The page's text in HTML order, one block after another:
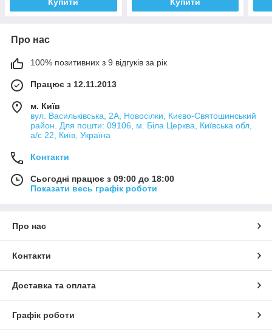
Купити Купити
Про нас
100% позитивних з 9 відгуків за рік
Працює з 12.11.2013
м. Київ
вул. Васильківська, 2А, Новосілки, Києво-Святошинський
район. Для пошти: 09106, м. Біла Церква, Київська обл,
а/с 22, Київ, Україна
Контакти
Сьогодні працює з 09:00 до 18:00
Показати весь графік роботи
Про нас
Контакти
Доставка та оплата
Графік роботи